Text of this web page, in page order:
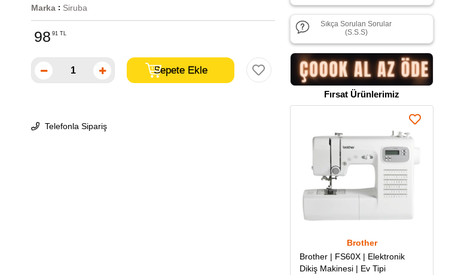
Marka : Siruba
98 91 TL
Telefonla Sipariş
Sıkça Sorulan Sorular
(S.S.S)
Fırsat Ürünlerimiz
Brother
Brother | FS60X | Elektronik
Dikiş Makinesi | Ev Tipi